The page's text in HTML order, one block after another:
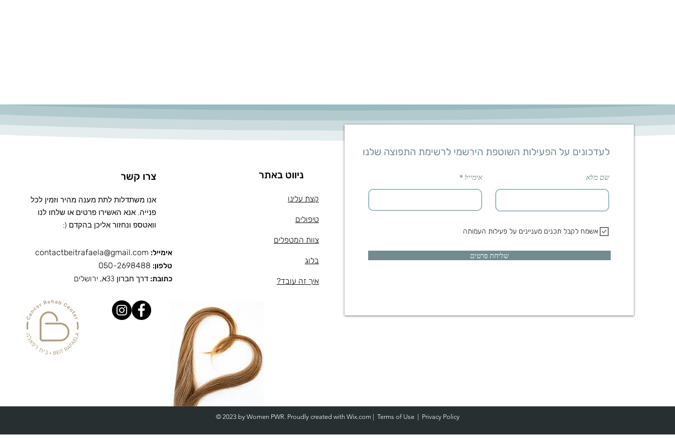
צרו קשר
אנו משתדלות לתת מענה מהיר וזמין לכל
פנייה. אנא האשירו פרטים או שלחו לנו
וואטספ ונחזור אליכן בהקדם (:
אימייל: contactbeitrafaela@gmail.com
טלפון: 050-2698488
כתובת: דרך חברון 33א , ירושלים
ניווט באתר
קצת עלינו
טיפולים
צוות המטפלים
בלוג
איך זה עובד?
לעדכונים על הפעילות השוטפת הירשמי לרשימת התפוצה שלנו
אימייל שם מלא
אשמח לקבל תכנים מעניינים על פעילות העמותה
שליחת פרטים
© 2023 by Women PWR. Proudly created with Wix.com Terms of Use| Privacy Policy